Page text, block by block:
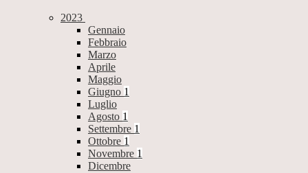
2023
Gennaio
Febbraio
Marzo
Aprile
Maggio
Giugno 1
Luglio
Agosto 1
Settembre 1
Ottobre 1
Novembre 1
Dicembre